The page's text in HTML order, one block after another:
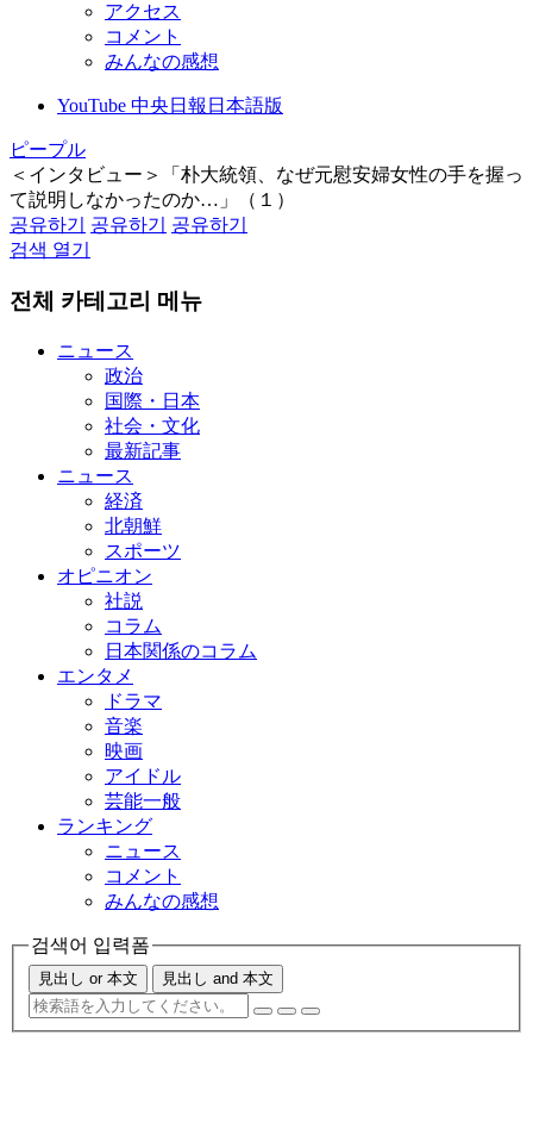
アクセス
コメント
みんなの感想
YouTube 中央日報日本語版
ピープル
＜インタビュー＞「朴大統領、なぜ元慰安婦女性の手を握っ
て説明しなかったのか…」（１）
공유하기
공유하기
공유하기
검색 열기
전체 카테고리 메뉴
ニュース
政治
国際・日本
社会・文化
最新記事
ニュース
経済
北朝鮮
スポーツ
オピニオン
社説
コラム
日本関係のコラム
エンタメ
ドラマ
音楽
映画
アイドル
芸能一般
ランキング
ニュース
コメント
みんなの感想
검색어 입력폼
見出し or 本文 見出し and 本文